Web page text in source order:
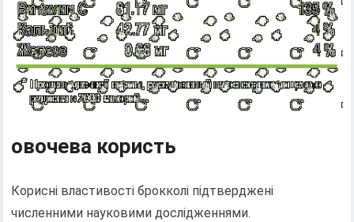
овочева користь
Корисні властивості брокколі підтверджені
численними науковими дослідженнями.